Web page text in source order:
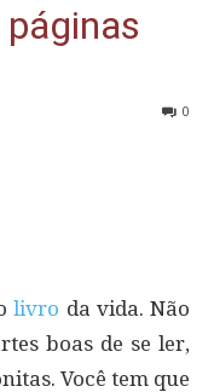
0
livro da vida. Não
boas de se ler,
Você tem que